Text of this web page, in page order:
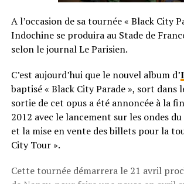
A l’occasion de sa tournée « Black City
Indochine se produira au Stade de
selon le journal Le Parisien.
C’est aujourd’hui que le nouvel album d’
baptisé « Black City Parade », sort dans
sortie de cet opus a été annoncée à la
2012 avec le lancement sur les ondes
et la mise en vente des billets pour la
City Tour ».
Cette tournée démarrera le 21 avril